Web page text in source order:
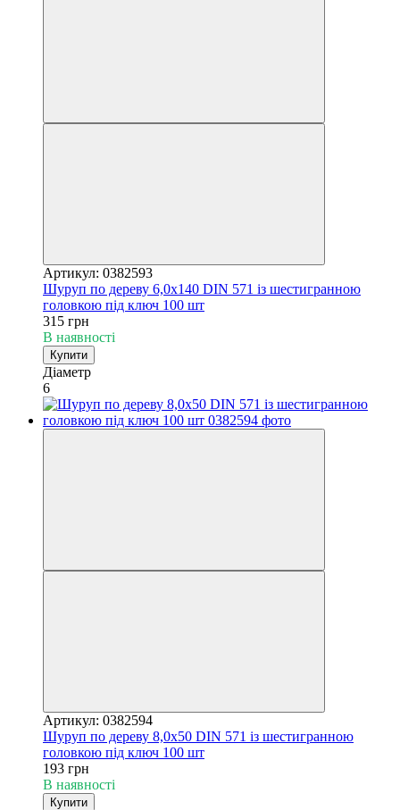
Артикул: 0382593
Шуруп по дереву 6,0х140 DIN 571 із шестигранною
головкою під ключ 100 шт
315 грн
В наявності
Купити
Діаметр
6
Артикул: 0382594
Шуруп по дереву 8,0х50 DIN 571 із шестигранною
головкою під ключ 100 шт
193 грн
В наявності
Купити